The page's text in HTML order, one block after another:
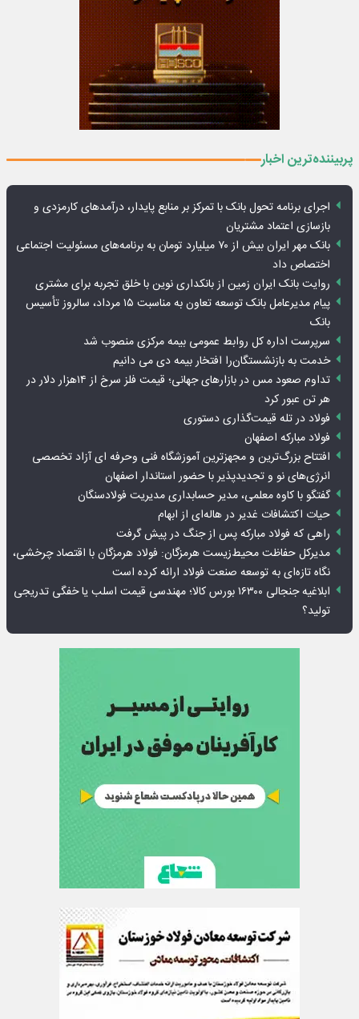
پربیننده‌ترین اخبار
اجرای برنامه تحول بانک با تمرکز بر منابع پایدار، درآمدهای کارمزدی و
بازسازی اعتماد مشتریان
بانک مهر ایران بیش از ۷۰ میلیارد تومان به برنامه‌های مسئولیت اجتماعی
اختصاص داد
روایت بانک ایران زمین از بانکداری نوین با خلق تجربه برای مشتری
پیام مدیرعامل بانک توسعه تعاون به مناسبت ۱۵ مرداد، سالروز تأسیس
بانک
سرپرست اداره کل روابط عمومی بیمه مرکزی منصوب شد
خدمت به بازنشستگان‌را افتخار بیمه دی می دانیم
تداوم صعود مس در بازارهای جهانی؛ قیمت فلز سرخ از ۱۴هزار دلار در
هر تن عبور کرد
فولاد در تله قیمت‌گذاری دستوری
فولاد مبارکه اصفهان
افتتاح بزرگ‌ترین و مجهزترین آموزشگاه فنی وحرفه ای آزاد تخصصی
انرژی‌های نو و تجدیدپذیر با حضور استاندار اصفهان
گفتگو با کاوه معلمی، مدیر حسابداری مدیریت فولادسنگان
حیات اکتشافات غدیر در هاله‌ای از ابهام
راهی که فولاد مبارکه پس از جنگ در پیش گرفت
مدیرکل حفاظت محیط‌زیست هرمزگان: فولاد هرمزگان با اقتصاد چرخشی،
نگاه تازه‌ای به توسعه صنعت فولاد ارائه کرده است
ابلاغیه جنجالی ۱۶۳۰۰ بورس کالا؛ مهندسی قیمت اسلب یا خفگی تدریجی
تولید؟